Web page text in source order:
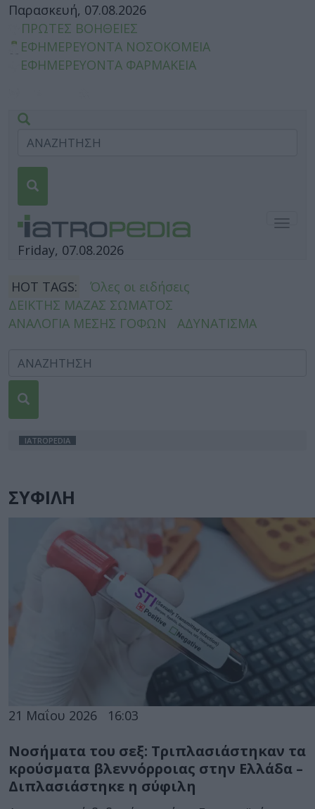
Παρασκευή, 07.08.2026
ΠΡΩΤΕΣ ΒΟΗΘΕΙΕΣ
ΕΦΗΜΕΡΕΥΟΝΤΑ ΝΟΣΟΚΟΜΕΙΑ
ΕΦΗΜΕΡΕΥΟΝΤΑ ΦΑΡΜΑΚΕΙΑ
Friday, 07.08.2026
HOT TAGS:
Όλες οι ειδήσεις
ΔΕΙΚΤΗΣ ΜΑΖΑΣ ΣΩΜΑΤΟΣ
ΑΝΑΛΟΓΙΑ ΜΕΣΗΣ ΓΟΦΩΝ
ΑΔΥΝΑΤΙΣΜΑ
IATROPEDIA
ΣΥΦΙΛΗ
21 Μαΐου 2026 16:03
Νοσήματα του σεξ: Τριπλασιάστηκαν τα
κρούσματα βλεννόρροιας στην Ελλάδα –
Διπλασιάστηκε η σύφιλη